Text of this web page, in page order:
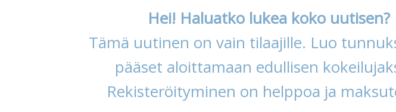
Hei! Haluatko lukea koko uutisen?
Tämä uutinen on vain tilaajille. Luo
pääset aloittamaan edullisen
Rekisteröityminen on helppoa ja